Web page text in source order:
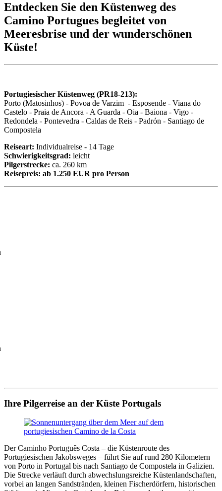
Entdecken Sie den Küstenweg des
Camino Portugues begleitet von
Meeresbrise und der wunderschönen
Küste!
Portugiesischer Küstenweg (PR18-213):
Porto (Matosinhos) - Povoa de Varzim - Esposende - Viana do
Castelo - Praia de Ancora - A Guarda - Oia - Baiona - Vigo -
Redondela - Pontevedra - Caldas de Reis - Padrón - Santiago de
Compostela
Reiseart: Individualreise - 14 Tage
Schwierigkeitsgrad: leicht
Pilgerstrecke: ca. 260 km
Reisepreis: ab 1.250 EUR pro Person
Ihre Pilgerreise an der Küste Portugals
Der Caminho Português Costa – die Küstenroute des
Portugiesischen Jakobsweges – führt Sie auf rund 280 Kilometern
von Porto in Portugal bis nach Santiago de Compostela in Galizien.
Die Strecke verläuft durch abwechslungsreiche Küstenlandschaften,
vorbei an langen Sandstränden, kleinen Fischerdörfern, historischen